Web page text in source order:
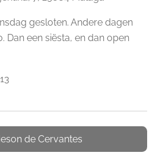
gesloten. Andere dagen
Dan een siësta, en dan open
de Cervantes